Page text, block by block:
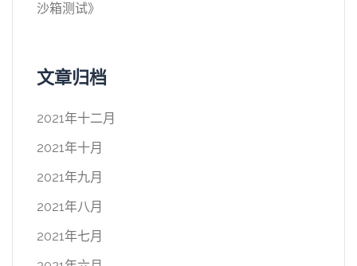
沙箱测试》
文章归档
2021年十二月
2021年十月
2021年九月
2021年八月
2021年七月